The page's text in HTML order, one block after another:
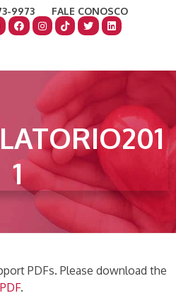
9973
FALE CONOSCO
1
PDFs. Please download the
.